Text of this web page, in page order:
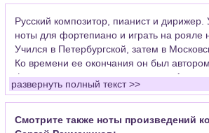
Русский композитор, пианист и дирижер.
ноты для фортепиано и играть на рояле
Учился в Петербургской, затем в
Ко времени ее окончания он был
фортепианного концерта, оперы
фортепьянных пьес и романсов. После
исполнения в Петербурге 1-й симфонии
прекратил сочинять. В эти годы
развернуть полный текст >>
Смотрите также ноты произведений